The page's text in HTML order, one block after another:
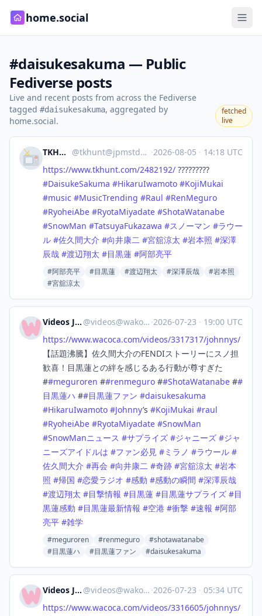
home.social
#daisukesakuma — Public
Fediverse posts
Live and recent posts from across the Fediverse
tagged #daisukesakuma, aggregated by
home.social.
fetched
live
TKHUNT @tkhunt@jpmstdn.com ·2026-08-05 · 14:18 UTC
https://www.tkhunt.com/2482192/ ?????????
#DaisukeSakuma #HikaruIwamoto #KojiMukai
#music #MusicTrending #Raul #RenMeguro
#RyoheiAbe #RyotaMiyadate #ShotaWatanabe
#SnowMan #TatsuyaFukazawa #スノーマン #ラウー
ル #佐久間大介 #向井康二 #宮舘涼太 #岩本照 #深澤
辰哉 #渡辺翔太 #目黒蓮 #阿部亮平
#阿部亮平 #目黒蓮 #渡辺翔太 #深澤辰哉
#岩本照
#宮舘涼太
Videos Japan @videos@wakoka.com ·2026-07-23 · 19:00 UTC
https://www.wacoca.com/videos/3317317/johnnys/
【話題沸騰】佐久間大介のFENDIストーリーにスノ担
歓喜！目黒蓮との絆を感じるある行動が尊すぎた
##meguroren ##renmeguro ##ShotaWatanabe ##
目黒蓮ハ ##目黒蓮ファン #daisukesakuma
#HikaruIwamoto #Johnny’s #KojiMukai #raul
#RyoheiAbe #RyotaMiyadate #SnowMan
#SnowManニュース #サプライズ #ジャニーズ #ジャ
ニーズアイドルは #ファン必見 #ミラノ #ラウール #
佐久間大介 #再会 #向井康二 #奇跡 #宮舘涼太 #岩本
照 #帰国 #恋愛ラジオ #感動 #感動の瞬間 #深澤辰哉
#渡辺翔太 #目撃情報 #目黒蓮 #目黒蓮サプライズ #目
黒蓮感動 #目黒蓮最新情報 #空港 #衝撃 #速報 #阿部
亮平 #雑学
#meguroren #renmeguro
#shotawatanabe
#目黒蓮ハ
#目黒蓮ファン #daisukesakuma
Videos Japan @videos@wakoka.com ·2026-07-23 · 05:34 UTC
https://www.wacoca.com/videos/3316605/johnnys/